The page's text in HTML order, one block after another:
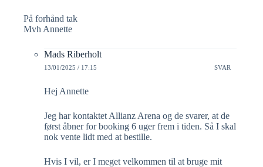
På forhånd tak
Mvh Annette
Mads Riberholt
13/01/2025 / 17:15 SVAR
Hej Annette
Jeg har kontaktet Allianz Arena og de svarer, at de
først åbner for booking 6 uger frem i tiden. Så I skal
nok vente lidt med at bestille.
Hvis I vil, er I meget velkommen til at bruge mit